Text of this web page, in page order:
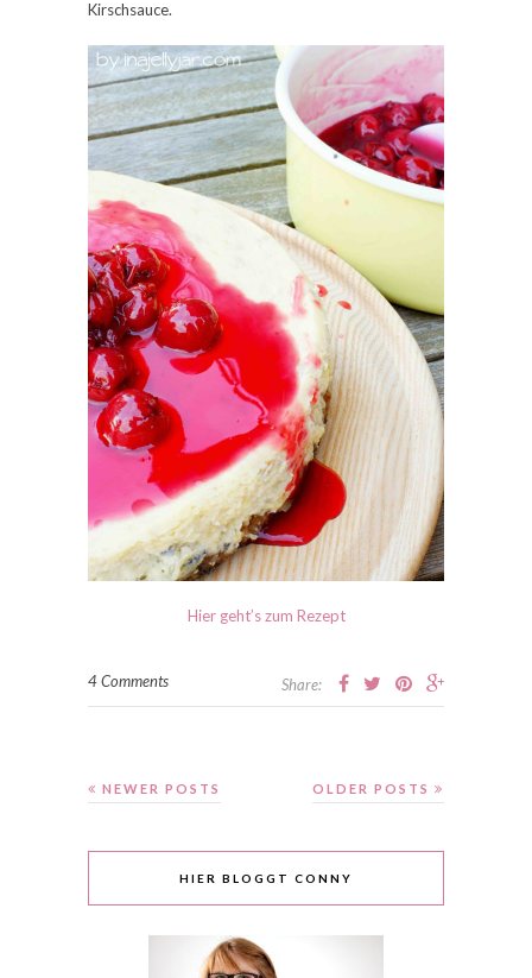
Kirschsauce.
Hier geht’s zum Rezept
4 Comments Share:
OLDER POSTS
NEWER POSTS
HIER BLOGGT CONNY